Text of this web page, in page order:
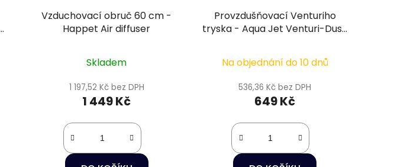
Vzduchovací obruč 60 cm -
Happet Air diffuser
Skladem
1 197,52 Kč bez DPH
1 449 Kč
Provzdušňovací Venturiho
tryska - Aqua Jet Venturi-Duse
Na objednání do 10 dnů
536,36 Kč bez DPH
649 Kč